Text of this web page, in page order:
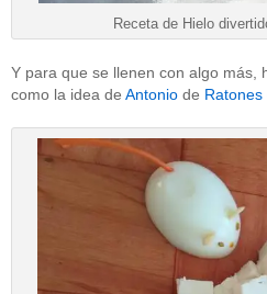
Receta de Hielo
Y para que se llenen con algo más,
como la idea de Antonio de